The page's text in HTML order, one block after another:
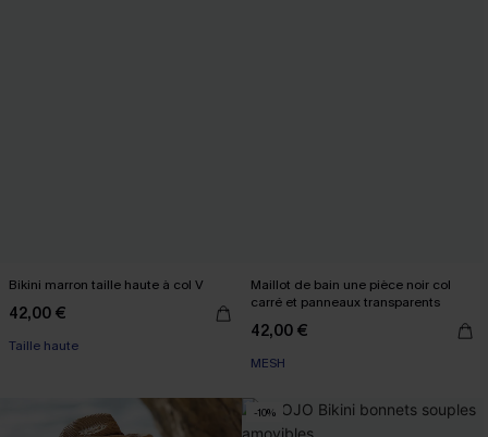
Bikini marron taille haute à col V
42,00 €
Taille haute
Maillot de bain une pièce noir col
carré et panneaux transparents
42,00 €
MESH
-10%